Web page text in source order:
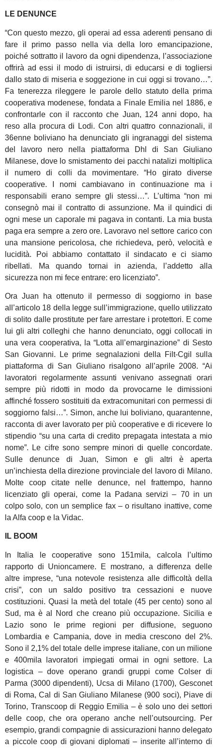
LE DENUNCE
“Con questo mezzo, gli operai ad essa aderenti pensano di
fare il primo passo nella via della loro emancipazione,
poiché sottratto il lavoro da ogni dipendenza, l’associazione
offrirà ad essi il modo di istruirsi, di educarsi e di togliersi
dallo stato di miseria e soggezione in cui oggi si trovano…”.
Fa tenerezza rileggere le parole dello statuto della prima
cooperativa modenese, fondata a Finale Emilia nel 1886, e
confrontarle con il racconto che Juan, 124 anni dopo, ha
reso alla procura di Lodi. Con altri quattro connazionali, il
36enne boliviano ha denunciato gli ingranaggi del sistema
del lavoro nero nella piattaforma Dhl di San Giuliano
Milanese, dove lo smistamento dei pacchi natalizi moltiplica
il numero di colli da movimentare. “Ho girato diverse
cooperative. I nomi cambiavano in continuazione ma i
responsabili erano sempre gli stessi…”. L’ultima “non mi
consegnò mai il contratto di assunzione. Ma il quindici di
ogni mese un caporale mi pagava in contanti. La mia busta
paga era sempre a zero ore. Lavoravo nel settore carico con
una mansione pericolosa, che richiedeva, però, velocità e
lucidità. Poi abbiamo contattato il sindacato e ci siamo
ribellati. Ma quando tornai in azienda, l’addetto alla
sicurezza non mi fece entrare: ero licenziato”.
Ora Juan ha ottenuto il permesso di soggiorno in base
all’articolo 18 della legge sull’immigrazione, quello utilizzato
di solito dalle prostitute per fare arrestare i protettori. E come
lui gli altri colleghi che hanno denunciato, oggi collocati in
una vera cooperativa, la “Lotta all’emarginazione” di Sesto
San Giovanni. Le prime segnalazioni della Filt-Cgil sulla
piattaforma di San Giuliano risalgono all’aprile 2008. “Ai
lavoratori regolarmente assunti venivano assegnati orari
sempre più ridotti in modo da provocarne le dimissioni
affinché fossero sostituiti da extracomunitari con permessi di
soggiorno falsi…”. Simon, anche lui boliviano, quarantenne,
racconta di aver lavorato per più cooperative e di ricevere lo
stipendio “su una carta di credito prepagata intestata a mio
nome”. Le cifre sono sempre minori di quelle concordate.
Sulle denunce di Juan, Simon e gli altri è aperta
un’inchiesta della direzione provinciale del lavoro di Milano.
Molte coop citate nelle denunce, nel frattempo, hanno
licenziato gli operai, come la Padana servizi – 70 in un
colpo solo, con un semplice fax – o risultano inattive, come
la Alfa coop e la Vidac.
IL BOOM
In Italia le cooperative sono 151mila, calcola l’ultimo
rapporto di Unioncamere. E mostrano, a differenza delle
altre imprese, “una notevole resistenza alle difficoltà della
crisi”, con un saldo positivo tra cessazioni e nuove
costituzioni. Quasi la metà del totale (45 per cento) sono al
Sud, ma è al Nord che creano più occupazione. Sicilia e
Lazio sono le prime regioni per diffusione, seguono
Lombardia e Campania, dove in media crescono del 2%.
Sono il 2,1% del totale delle imprese italiane, con un milione
e 400mila lavoratori impiegati ormai in ogni settore. La
logistica – dove operano grandi gruppi come Colser di
Parma (3000 dipendenti), Ucsa di Milano (1700), Gesconet
di Roma, Cal di San Giuliano Milanese (900 soci), Piave di
Torino, Transcoop di Reggio Emilia – è solo uno dei settori
delle coop, che ora operano anche nell’outsourcing. Per
esempio, grandi compagnie di assicurazioni hanno delegato
a piccole coop di giovani diplomati – inserite all’interno di